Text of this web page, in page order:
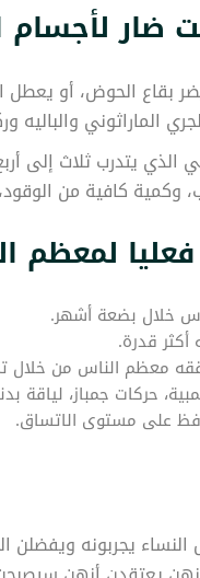
الحوض، أو يعطل
الماراثوني
يتدرب ثلاث إلى
كافية من
لمعظم
خلال بضعة أشهر.
قدرة.
معظم الناس من خلال
حركات جمباز، لياقة
على مستوى الاتساق.
يجربونه ويفضلن